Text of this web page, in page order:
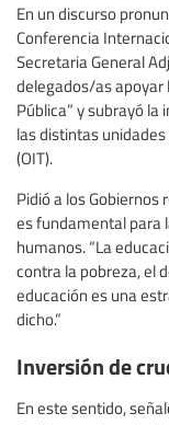
En un discurso
Conferencia
Secretaria General
delegados/as apoyar
Pública” y subrayó
las distintas
(OIT).
Pidió a los Gobiernos
es fundamental para
humanos. “La
contra la pobreza, el
educación es una
dicho.”
Inversión de
En este sentido,